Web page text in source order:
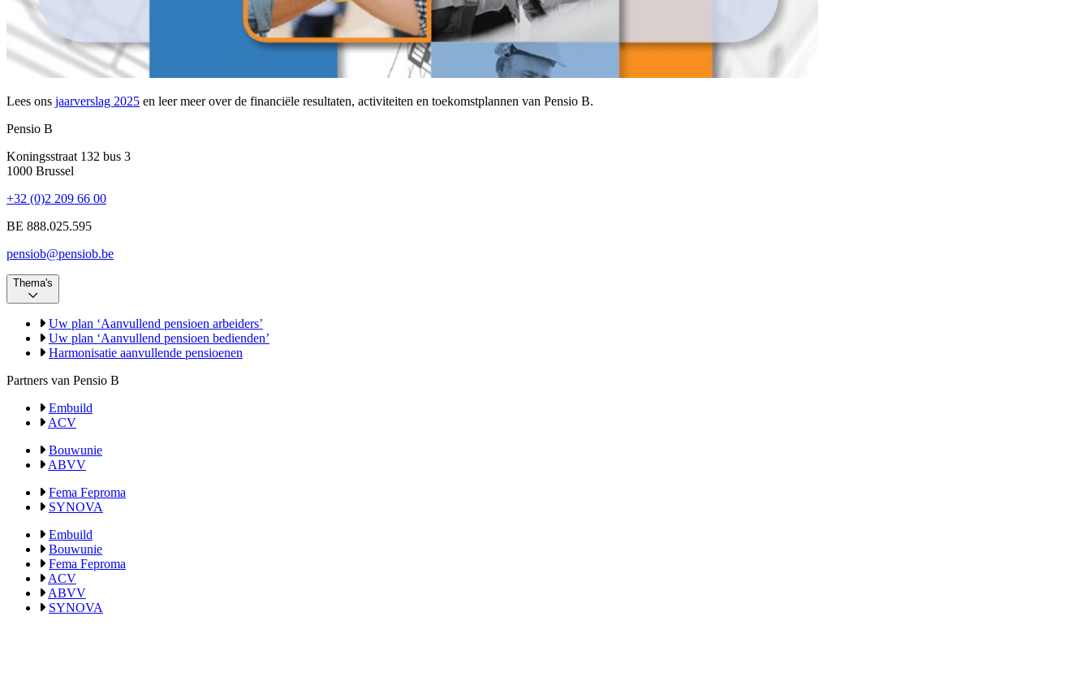
Lees ons jaarverslag 2025 en leer meer over de financiële resultaten, activiteiten en toekomstplannen van Pensio B.
Pensio B
Koningsstraat 132 bus 3
1000 Brussel
+32 (0)2 209 66 00
BE 888.025.595
pensiob@pensiob.be
Thema's
Uw plan ‘Aanvullend pensioen arbeiders’
Uw plan ‘Aanvullend pensioen bedienden’
Harmonisatie aanvullende pensioenen
Partners van Pensio B
Embuild
ACV
Bouwunie
ABVV
Fema Feproma
SYNOVA
Embuild
Bouwunie
Fema Feproma
ACV
ABVV
SYNOVA